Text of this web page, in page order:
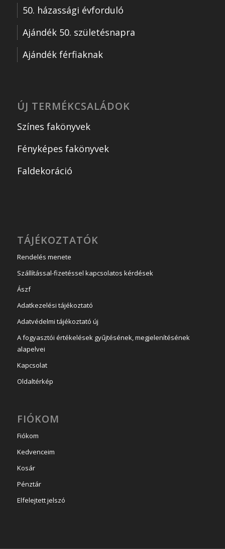
50. házassági évforduló
Ajándék 50. születésnapra
Ajándék férfiaknak
ÚJ TERMÉKCSALÁDOK
Színes fakönyvek
Fényképes fakönyvek
Faldekoráció
TÁJÉKOZTATÓK
Rendelés menete
Szállítással-fizetéssel kapcsolatos kérdések
Ászf
Adatkezelési tájékoztató
Adatvédelmi tájékoztató új
A fogyasztói értékelések gyűjtésének, megjelenítésének
alapelvei
Kapcsolat
Oldaltérkép
FIÓKOM
Fiókom
Kedvenceim
Kosár
Pénztár
Elfelejtett jelszó